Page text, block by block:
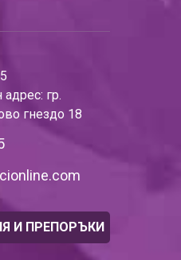
гр.
гнездо 18
И ПРЕПОРЪКИ